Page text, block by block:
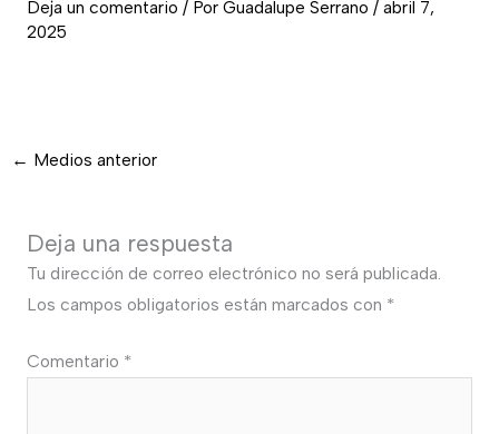
Deja un comentario / Por Guadalupe Serrano / abril 7,
2025
← Medios anterior
Deja una respuesta
Tu dirección de correo electrónico no será publicada.
Los campos obligatorios están marcados con *
Comentario *